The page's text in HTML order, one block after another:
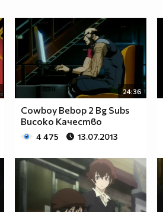
24:36
Cowboy Bebop 2 Bg Subs
Високо Качество
4 475 13.07.2013